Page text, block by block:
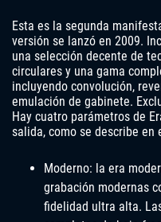
Esta es la segunda
versión se lanzó en 2009.
una selección decente de
circulares y una gama
incluyendo convolución,
emulación de gabinete.
Hay cuatro parámetros de
salida, como se describe en
Moderno: la era
grabación modernas
fidelidad ultra alta.